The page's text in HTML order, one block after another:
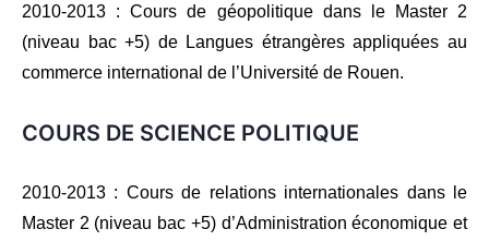
2010-2013 : Cours de géopolitique dans le Master 2
(niveau bac +5) de Langues étrangères appliquées au
commerce international de l’Université de Rouen.
COURS DE SCIENCE POLITIQUE
2010-2013 : Cours de relations internationales dans le
Master 2 (niveau bac +5) d’Administration économique et